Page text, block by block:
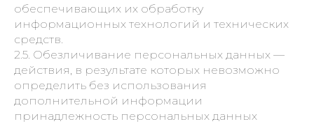
обеспечивающих их обработку
информационных технологий и технических
средств.
2.5. Обезличивание персональных данных —
действия, в результате которых невозможно
определить без использования
дополнительной информации
принадлежность персональных данных